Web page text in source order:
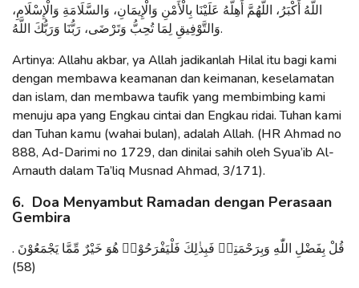
اللَّهُ أَكْبَرُ، اللَّهُمَّ أَهِلَّهُ عَلَيْنَا بِالْأَمْنِ وَالْإِيمَانِ، وَالسَّلَامَةِ وَالْإِسْلَامِ،
وَالتَّوْفِيقِ لِمَا تُحِبُّ وَتَرْضَى، رَبُّنَا وَرَبُّكَ اللَّهُ.
Artinya: Allahu akbar, ya Allah jadikanlah Hilal itu bagi kami
dengan membawa keamanan dan keimanan, keselamatan
dan islam, dan membawa taufik yang membimbing kami
menuju apa yang Engkau cintai dan Engkau ridai. Tuhan kami
dan Tuhan kamu (wahai bulan), adalah Allah. (HR Ahmad no
888, Ad-Darimi no 1729, dan dinilai sahih oleh Syua’ib Al-
Arnauth dalam Ta’liq Musnad Ahmad, 3/171).
6. Doa Menyambut Ramadan dengan Perasaan
Gembira
قُلْ بِفَضْلِ اللّٰهِ وَبِرَحْمَتِهٖ فَبِذٰلِكَ فَلْيَفْرَحُوْاۗ هُوَ خَيْرٌ مِّمَّا يَجْمَعُوْنَ .
(58)